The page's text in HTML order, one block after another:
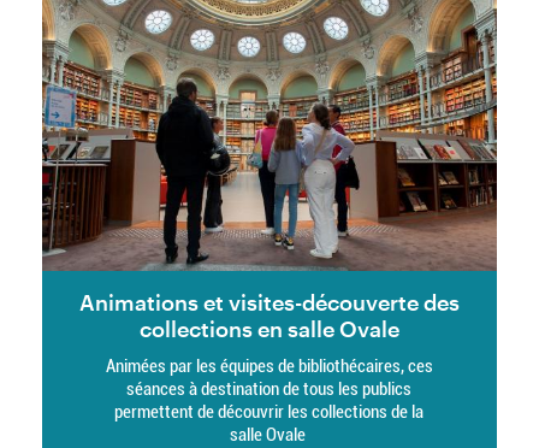
Animations et visites-découverte des
collections en salle Ovale
Description
Animées par les équipes de bibliothécaires, ces
séances à destination de tous les publics
permettent de découvrir les collections de la
salle Ovale